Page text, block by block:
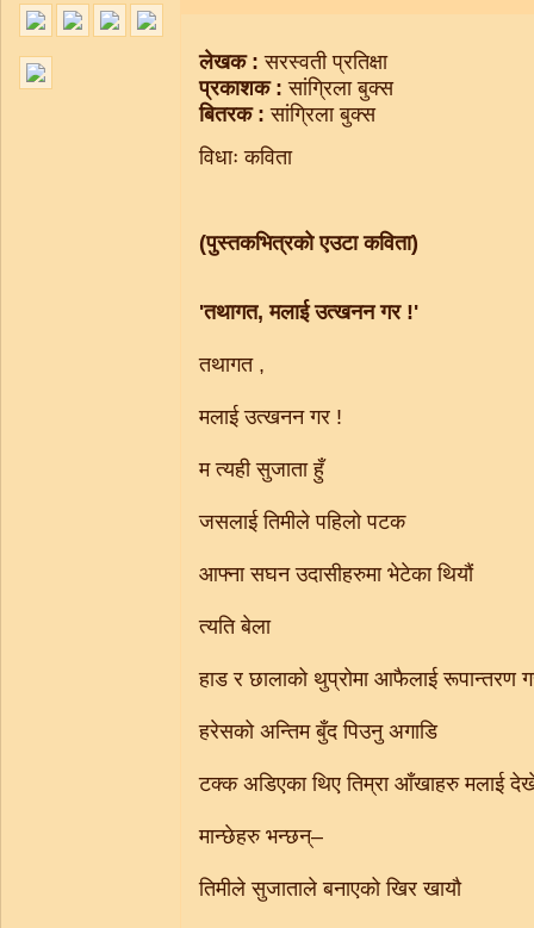
लेखक :सरस्वती प्रतिक्षा
प्रकाशक :सांग्रिला बुक्स
बितरक :सांग्रिला बुक्स
विधाः कविता
(पुस्तकभित्रको एउटा कविता)
'तथागत, मलाई उत्खनन गर !'
तथागत ,
मलाई उत्खनन गर !
म त्यही सुजाता हुँ
जसलाई तिमीले पहिलो पटक
आफ्ना सघन उदासीहरुमा भेटेका थियौं
त्यति बेला
हाड र छालाको थुप्रोमा आफैलाई रूपान्तरण
हरेसको अन्तिम बुँद पिउनु अगाडि
टक्क अडिएका थिए तिम्रा आँखाहरु मलाई
मान्छेहरु भन्छन्–
तिमीले सुजाताले बनाएको खिर खायौ